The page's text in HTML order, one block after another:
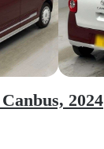
2024